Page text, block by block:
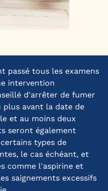
passé tous les examens
intervention
d'arrêter de fumer
plus avant la date de
et au moins deux
seront également
types de
le cas échéant, et
comme l'aspirine et
saignements excessifs